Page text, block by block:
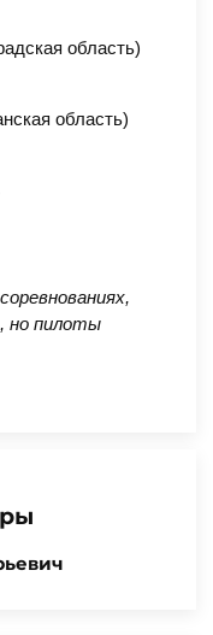
область)
область)
но пилоты